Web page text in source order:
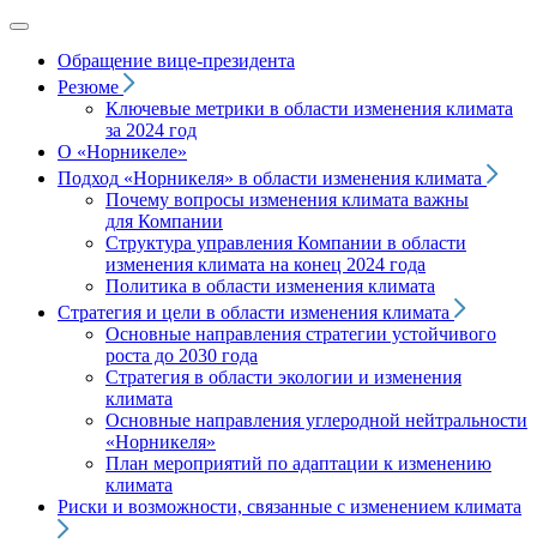
Обращение вице‑президента
Резюме
Ключевые метрики в области изменения климата
за 2024 год
О «Норникеле»
Подход «Норникеля» в области изменения климата
Почему вопросы изменения климата важны
для Компании
Структура управления Компании в области
изменения климата на конец 2024 года
Политика в области изменения климата
Стратегия и цели в области изменения климата
Основные направления стратегии устойчивого
роста до 2030 года
Стратегия в области экологии и изменения
климата
Основные направления углеродной нейтральности
«Норникеля»
План мероприятий по адаптации к изменению
климата
Риски и возможности, связанные с изменением климата